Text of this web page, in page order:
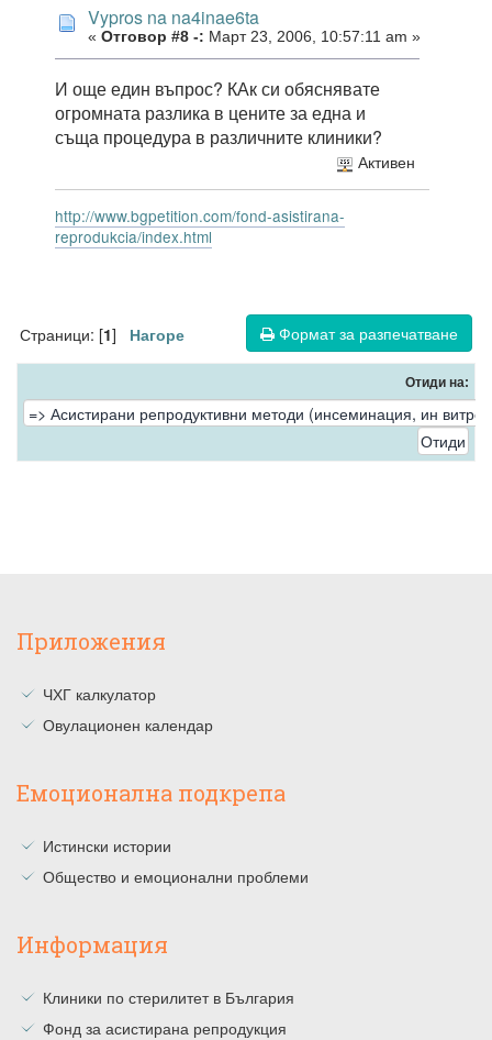
Vypros na na4inae6ta
« Отговор #8 -: Март 23, 2006, 10:57:11 am »
И още един въпрос? КАк си обяснявате
огромната разлика в цените за една и
съща процедура в различните клиники?
Активен
http://www.bgpetition.com/fond-asistirana-
reprodukcia/index.html
Формат за разпечатване
Страници: [1] Нагоре
Отиди на:
Приложения
ЧХГ калкулатор
Овулационен календар
Емоционална подкрепа
Истински истории
Общество и емоционални проблеми
Информация
Клиники по стерилитет в България
Фонд за асистирана репродукция